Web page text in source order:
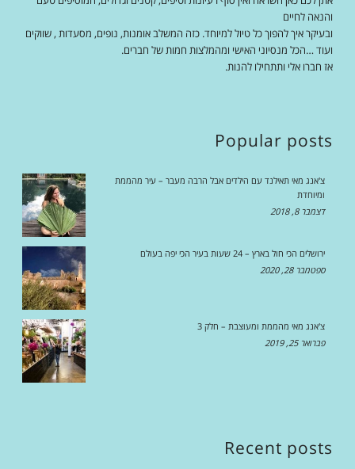
והנאה לחיים
ובעיקר איך להפוך כל טיול למיוחד. כזה המשלב אומנות, נופים, מסעדות , שווקים
ועוד …הכל מנסיוני האישי ומהמלצות חמות של חברים.
אז חברו אלי ותתחילו להנות.
Popular posts
צ'אנג מאי תאילנד עם הילדים אבל הרבה מעבר – עיר מהממת
ומיוחדת
דצמבר 8, 2018
ירושלים הכי חול בארץ – 24 שעות בעיר הכי יפה בעולם
ספטמבר 28, 2020
צ'אנג מאי מהממת ומעוצבת – חלק 3
פברואר 25, 2019
Recent posts